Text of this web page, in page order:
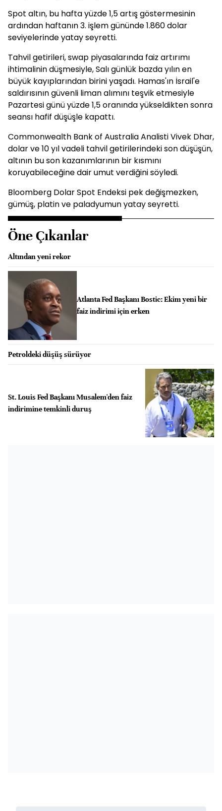
Spot altın, bu hafta yüzde 1,5 artış göstermesinin
ardından haftanın 3. işlem gününde 1.860 dolar
seviyelerinde yatay seyretti.
Tahvil getirileri, swap piyasalarında faiz artırımı
ihtimalinin düşmesiyle, Salı günlük bazda yılın en
büyük kayıplarından birini yaşadı. Hamas'ın İsrail'e
saldırısının güvenli liman alımını teşvik etmesiyle
Pazartesi günü yüzde 1,5 oranında yükseldikten sonra
seansı hafif düşüşle kapattı.
Commonwealth Bank of Australia Analisti Vivek Dhar,
dolar ve 10 yıl vadeli tahvil getirilerindeki son düşüşün,
altının bu son kazanımlarının bir kısmını
koruyabileceğine dair umut verdiğini söyledi.
Bloomberg Dolar Spot Endeksi pek değişmezken,
gümüş, platin ve paladyumun yatay seyretti.
Öne Çıkanlar
Altından yeni rekor
Atlanta Fed Başkanı Bostic: Ekim yeni bir
faiz indirimi için erken
Petroldeki düşüş sürüyor
St. Louis Fed Başkanı Musalem'den faiz
indirimine temkinli duruş